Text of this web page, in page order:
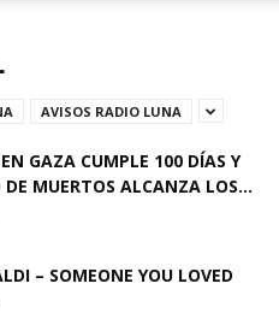
AVISOS RADIO LUNA
GAZA CUMPLE 100 DÍAS Y
DE MUERTOS ALCANZA LOS...
– SOMEONE YOU LOVED